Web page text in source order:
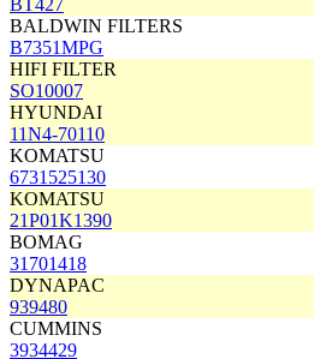
BALDWIN FILTERS
B7351MPG
HIFI FILTER
SO10007
HYUNDAI
11N4-70110
KOMATSU
6731525130
KOMATSU
21P01K1390
BOMAG
31701418
DYNAPAC
939480
CUMMINS
3934429